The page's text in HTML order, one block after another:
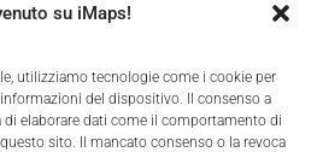
su iMaps!
utilizziamo tecnologie come i cookie per
del dispositivo. Il consenso a
elaborare dati come il comportamento di
sito. Il mancato consenso o la revoca